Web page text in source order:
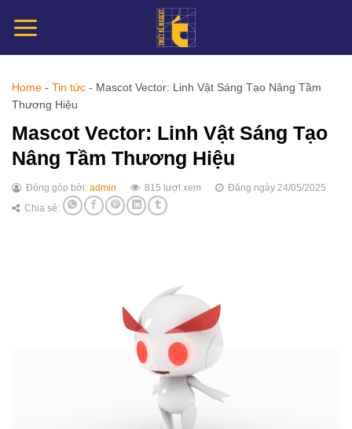
đến
Home - Tin tức - Mascot Vector: Linh Vật Sáng Tạo Nâng Tầm
Thương Hiệu
Mascot Vector: Linh Vật Sáng Tạo
Nâng Tầm Thương Hiệu
Đóng góp bởi: admin 815 lượt xem
Đăng ngày 24/05/2025
Chia sẻ: